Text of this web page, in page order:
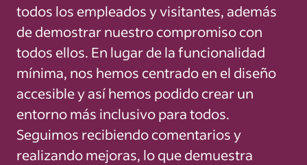
todos los empleados y visitantes, además
de demostrar nuestro compromiso con
todos ellos. En lugar de la funcionalidad
mínima, nos hemos centrado en el diseño
accesible y así hemos podido crear un
entorno más inclusivo para todos.
Seguimos recibiendo comentarios y
realizando mejoras, lo que demuestra